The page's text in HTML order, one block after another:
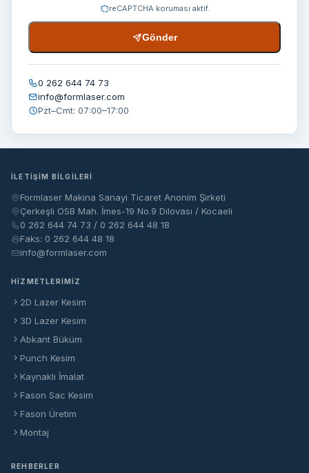
reCAPTCHA koruması aktif.
Gönder
0 262 644 74 73
info@formlaser.com
Pzt–Cmt: 07:00–17:00
İLETIŞIM BILGILERI
Formlaser Makina Sanayi Ticaret Anonim Şirketi
Çerkeşli OSB Mah. İmes-19 No.9 Dilovası / Kocaeli
0 262 644 74 73 / 0 262 644 48 18
Faks: 0 262 644 48 18
info@formlaser.com
HIZMETLERIMIZ
2D Lazer Kesim
3D Lazer Kesim
Abkant Büküm
Punch Kesim
Kaynaklı İmalat
Fason Sac Kesim
Fason Üretim
Montaj
REHBERLER